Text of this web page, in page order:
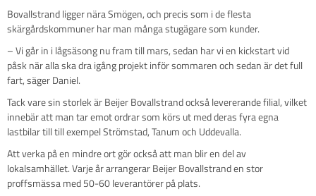
Bovallstrand ligger nära Smögen, och precis som i de flesta
skärgårdskommuner har man många stugägare som kunder.
– Vi går in i lågsäsong nu fram till mars, sedan har vi en kickstart vid
påsk när alla ska dra igång projekt inför sommaren och sedan är det full
fart, säger Daniel.
Tack vare sin storlek är Beijer Bovallstrand också levererande filial, vilket
innebär att man tar emot ordrar som körs ut med deras fyra egna
lastbilar till till exempel Strömstad, Tanum och Uddevalla.
Att verka på en mindre ort gör också att man blir en del av
lokalsamhället. Varje år arrangerar Beijer Bovallstrand en stor
proffsmässa med 50-60 leverantörer på plats.